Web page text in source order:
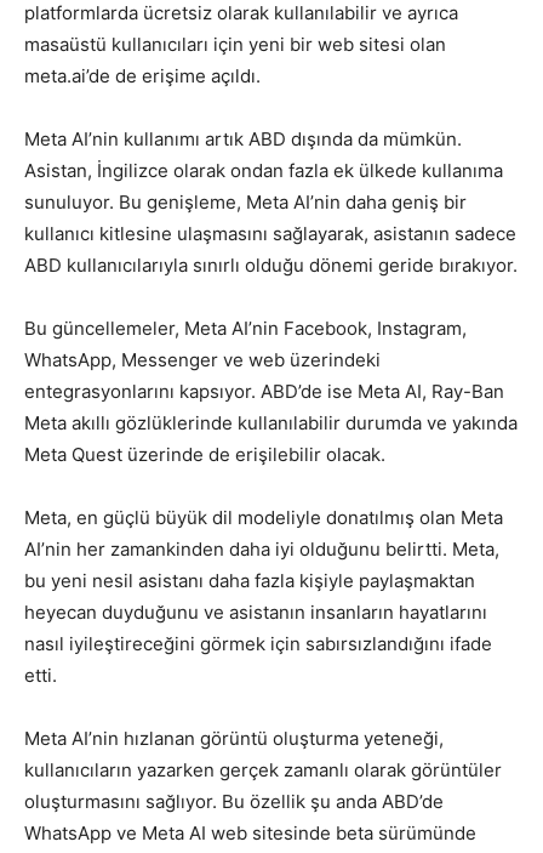
platformlarda ücretsiz olarak kullanılabilir ve ayrıca
masaüstü kullanıcıları için yeni bir web sitesi olan
meta.ai’de de erişime açıldı.
Meta AI’nin kullanımı artık ABD dışında da mümkün.
Asistan, İngilizce olarak ondan fazla ek ülkede kullanıma
sunuluyor. Bu genişleme, Meta AI’nin daha geniş bir
kullanıcı kitlesine ulaşmasını sağlayarak, asistanın sadece
ABD kullanıcılarıyla sınırlı olduğu dönemi geride bırakıyor.
Bu güncellemeler, Meta AI’nin Facebook, Instagram,
WhatsApp, Messenger ve web üzerindeki
entegrasyonlarını kapsıyor. ABD’de ise Meta AI, Ray-Ban
Meta akıllı gözlüklerinde kullanılabilir durumda ve yakında
Meta Quest üzerinde de erişilebilir olacak.
Meta, en güçlü büyük dil modeliyle donatılmış olan Meta
AI’nin her zamankinden daha iyi olduğunu belirtti. Meta,
bu yeni nesil asistanı daha fazla kişiyle paylaşmaktan
heyecan duyduğunu ve asistanın insanların hayatlarını
nasıl iyileştireceğini görmek için sabırsızlandığını ifade
etti.
Meta AI’nin hızlanan görüntü oluşturma yeteneği,
kullanıcıların yazarken gerçek zamanlı olarak görüntüler
oluşturmasını sağlıyor. Bu özellik şu anda ABD’de
WhatsApp ve Meta AI web sitesinde beta sürümünde